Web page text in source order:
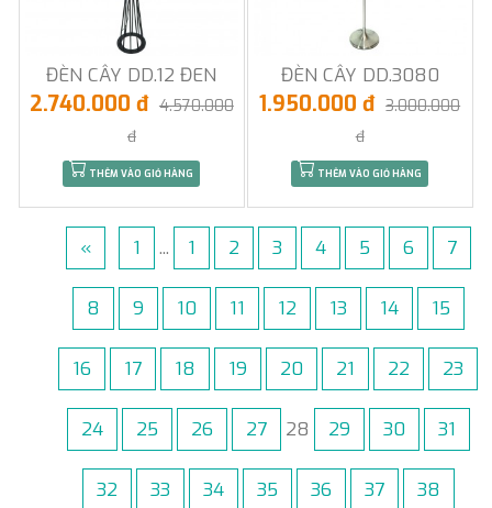
ĐÈN CÂY DD.12 ĐEN
2.740.000 đ 4.570.000
đ
THÊM VÀO GIỎ HÀNG
ĐÈN CÂY DD.3080
1.950.000 đ 3.000.000
đ
THÊM VÀO GIỎ HÀNG
« 1 ... 1 2 3 4 5 6 7
8 9 10 11 12 13 14 15
16 17 18 19 20 21 22 23
24 25 26 27 28 29 30 31
32 33 34 35 36 37 38